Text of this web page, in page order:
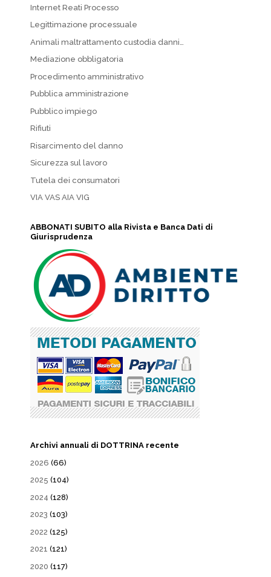
Internet Reati Processo
Legittimazione processuale
Animali maltrattamento custodia danni…
Mediazione obbligatoria
Procedimento amministrativo
Pubblica amministrazione
Pubblico impiego
Rifiuti
Risarcimento del danno
Sicurezza sul lavoro
Tutela dei consumatori
VIA VAS AIA VIG
ABBONATI SUBITO alla Rivista e Banca Dati di
Giurisprudenza
Archivi annuali di DOTTRINA recente
2026 (66)
2025 (104)
2024 (128)
2023 (103)
2022 (125)
2021 (121)
2020 (117)